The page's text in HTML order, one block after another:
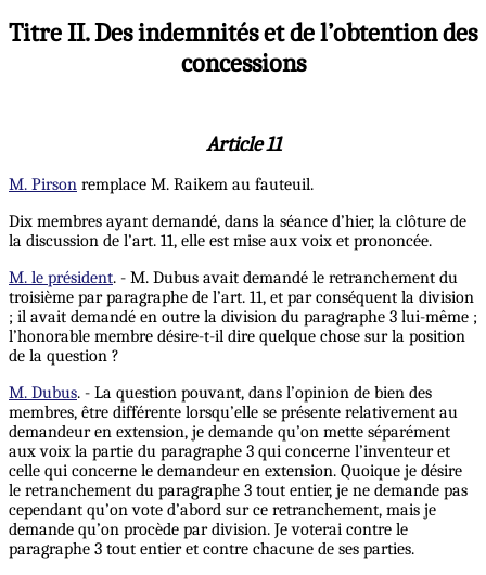
Titre II. Des indemnités et de l’obtention des
concessions
Article 11
M. Pirson remplace M. Raikem au fauteuil.
Dix membres ayant demandé, dans la séance d’hier, la clôture de
la discussion de l’art. 11, elle est mise aux voix et prononcée.
M. le président. - M. Dubus avait demandé le retranchement du
troisième par paragraphe de l’art. 11, et par conséquent la division
; il avait demandé en outre la division du paragraphe 3 lui-même ;
l’honorable membre désire-t-il dire quelque chose sur la position
de la question ?
M. Dubus. - La question pouvant, dans l’opinion de bien des
membres, être différente lorsqu’elle se présente relativement au
demandeur en extension, je demande qu’on mette séparément
aux voix la partie du paragraphe 3 qui concerne l’inventeur et
celle qui concerne le demandeur en extension. Quoique je désire
le retranchement du paragraphe 3 tout entier, je ne demande pas
cependant qu’on vote d’abord sur ce retranchement, mais je
demande qu’on procède par division. Je voterai contre le
paragraphe 3 tout entier et contre chacune de ses parties.